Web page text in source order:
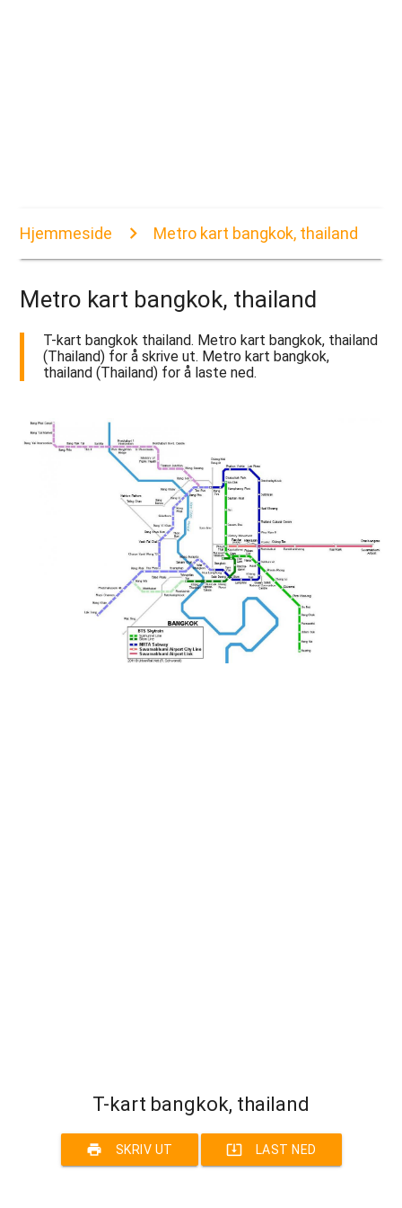
Hjemmeside Metro kart bangkok, thailand
Metro kart bangkok, thailand
T-kart bangkok thailand. Metro kart bangkok, thailand
(Thailand) for å skrive ut. Metro kart bangkok,
thailand (Thailand) for å laste ned.
T-kart bangkok, thailand
print SKRIV UT system_update_alt LAST NED